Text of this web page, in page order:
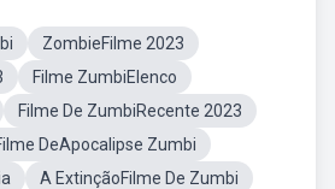
ZombieFilme 2023
Filme ZumbiElenco
Filme De ZumbiRecente 2023
DeApocalipse Zumbi
A ExtinçãoFilme De Zumbi